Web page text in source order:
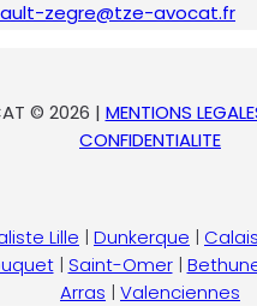
zegre@tze-avocat.fr
© 2026 | MENTIONS
CONFIDENTIALITE
Lille | Dunkerque | Calais
| Saint-Omer|
Arras | Valenciennes